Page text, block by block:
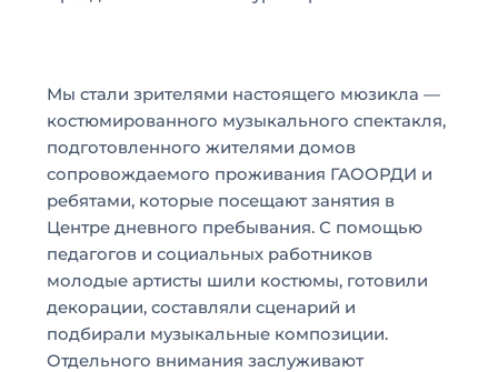
Мы стали зрителями настоящего мюзикла —
костюмированного музыкального спектакля,
подготовленного жителями домов
сопровождаемого проживания ГАООРДИ и
ребятами, которые посещают занятия в
Центре дневного пребывания. С помощью
педагогов и социальных работников
молодые артисты шили костюмы, готовили
декорации, составляли сценарий и
подбирали музыкальные композиции.
Отдельного внимания заслуживают